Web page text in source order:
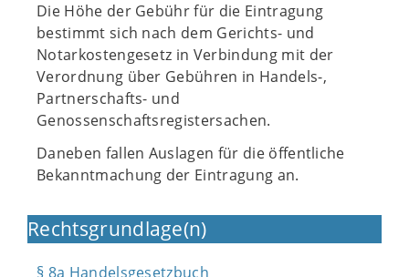
Die Höhe der Gebühr für die Eintragung
bestimmt sich nach dem Gerichts- und
Notarkostengesetz in Verbindung mit der
Verordnung über Gebühren in Handels-,
Partnerschafts- und
Genossenschaftsregistersachen.
Daneben fallen Auslagen für die öffentliche
Bekanntmachung der Eintragung an.
Rechtsgrundlage(n)
§ 8a Handelsgesetzbuch